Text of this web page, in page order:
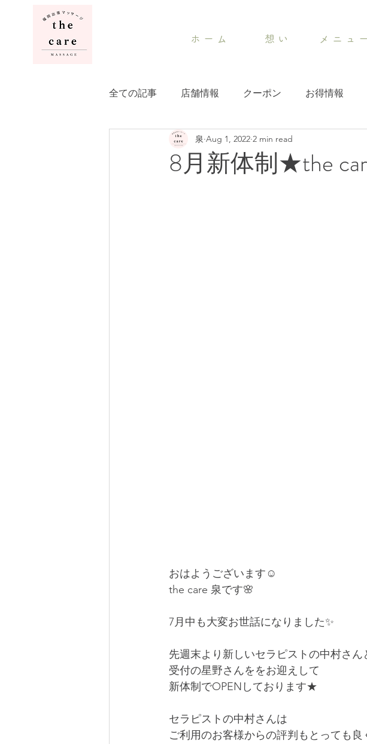
ホ ー ム 想 い メ ニ ュ ー
全ての記事 店舗情報 クーポン お得情報
8月新体制★the
泉 Aug 1, 2022 2 min read
おはようございます☺
the care 泉です🌸
7月中も大変お世話になりました✨
先週末より新しいセラピストの中村さん
受付の星野さんををお迎えして
新体制でOPENしております★
セラピストの中村さんは
ご利用のお客様からの評判もとっても良